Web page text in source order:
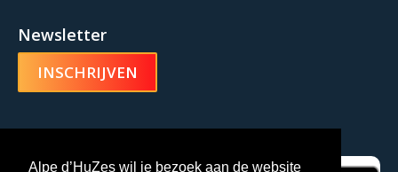
Alpe d’HuZes wil je bezoek aan de website
Newsletter
INSCHRIJVEN